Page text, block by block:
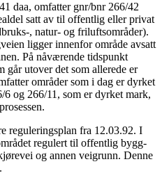
daa, omfatter gnr/bnr 266/42
satt av til offentlig eller privat
, natur- og friluftsområder).
ligger innenfor område avsatt
På nåværende tidspunkt
går utover det som allerede er
områder som i dag er dyrket
og 266/11, som er dyrket mark,
reguleringsplan fra 12.03.92. I
regulert til offentlig bygg-
og annen veigrunn. Denne